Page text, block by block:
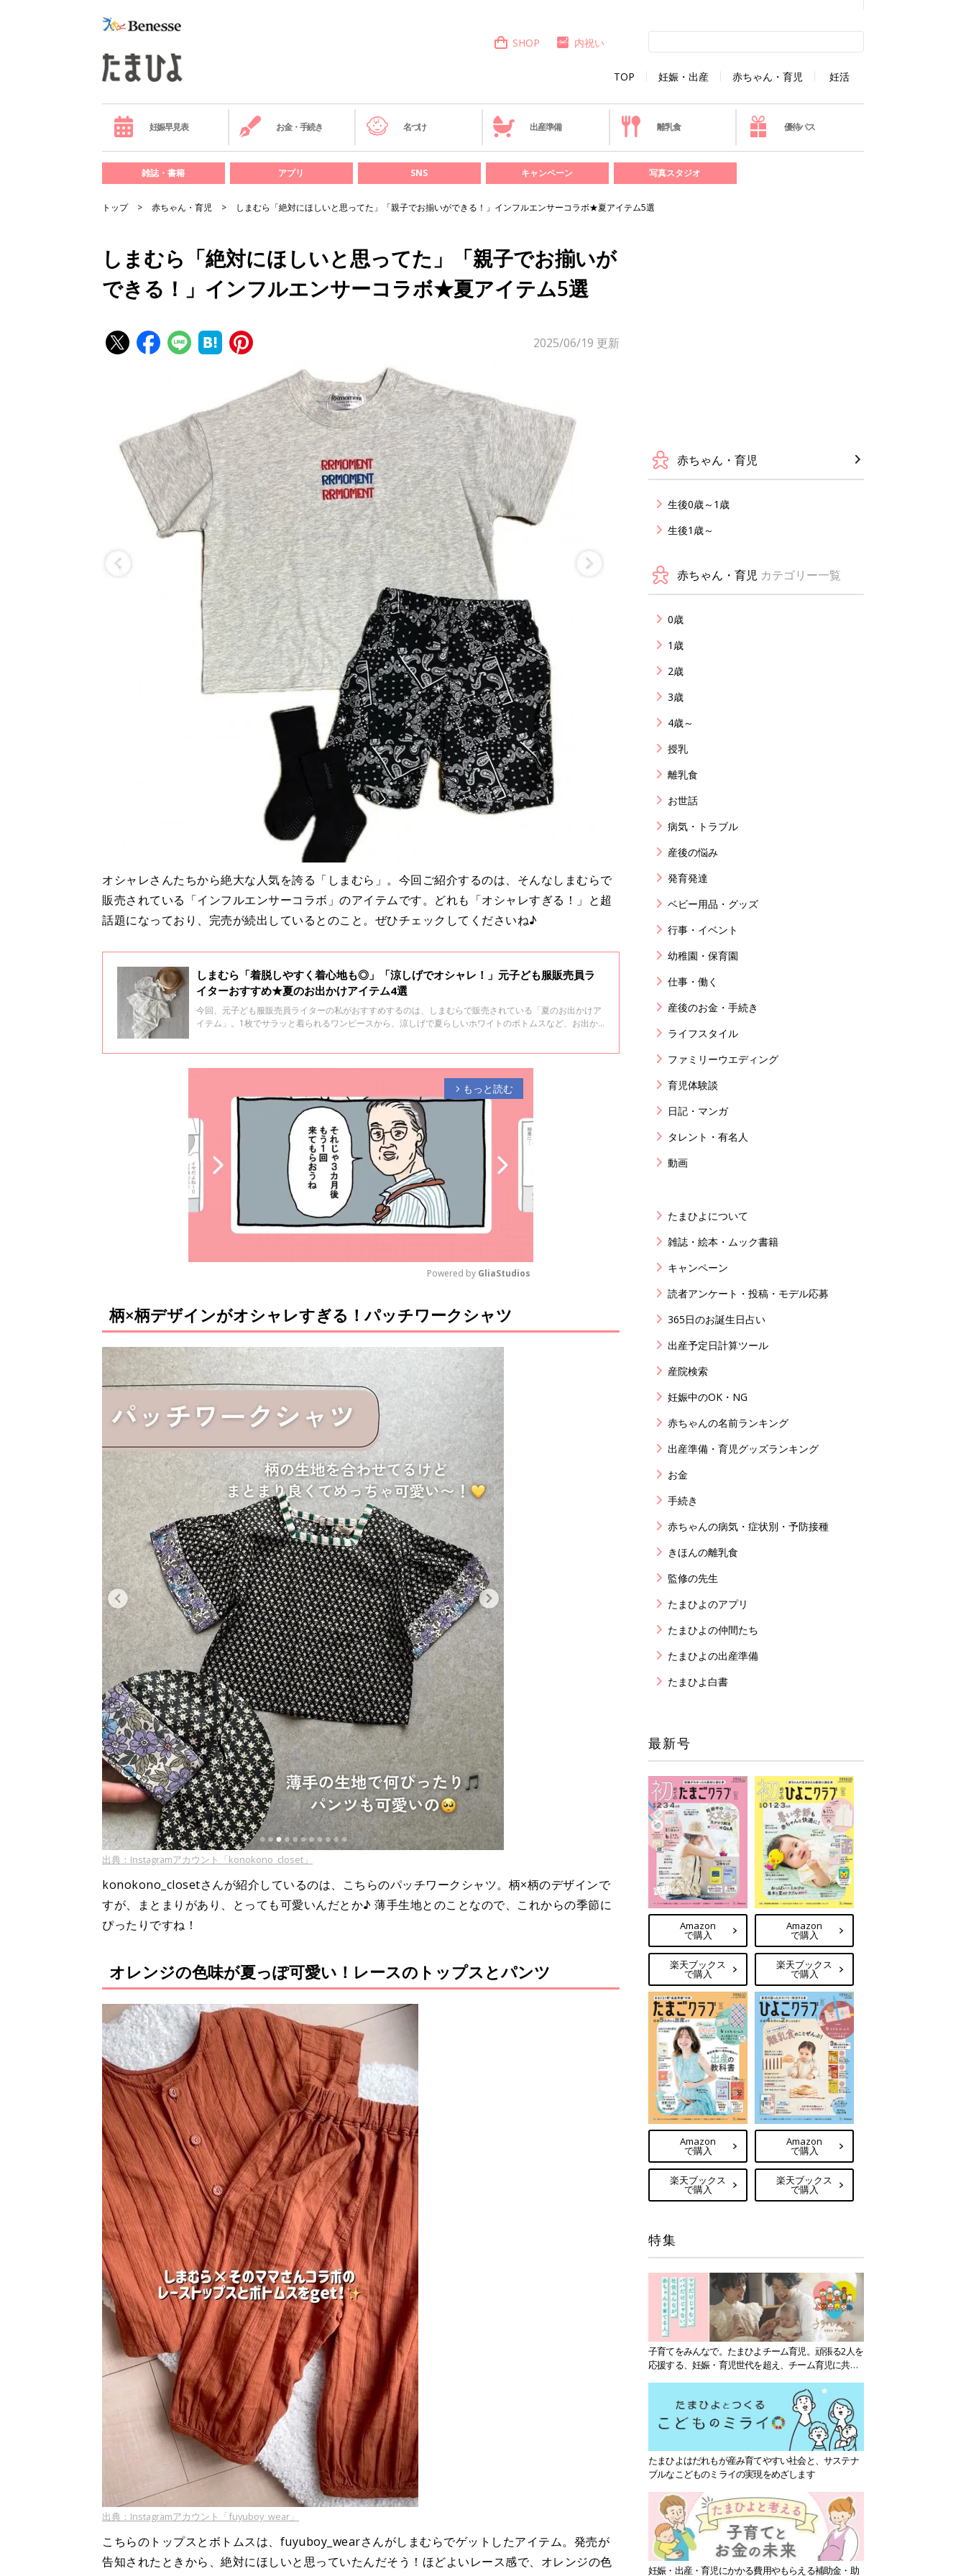
TOP 妊娠・出産 赤ちゃん・育児 妊活
SHOP 内祝い
妊娠早見表 お金・手続き 名づけ 出産準備 離乳食 優待パス
雑誌・書籍 アプリ SNS キャンペーン 写真スタジオ
トップ 赤ちゃん・育児 しまむら「絶対にほしいと思ってた」「親子でお揃いができる！」インフルエンサーコラボ★夏アイテム5選
しまむら「絶対にほしいと思ってた」「親子でお揃いが
できる！」インフルエンサーコラボ★夏アイテム5選
2025/06/19 更新
オシャレさんたちから絶大な人気を誇る「しまむら」。今回ご紹介するのは、そんなしまむらで
販売されている「インフルエンサーコラボ」のアイテムです。どれも「オシャレすぎる！」と超
話題になっており、完売が続出しているとのこと。ぜひチェックしてくださいね♪
しまむら「着脱しやすく着心地も◎」「涼しげでオシャレ！」元子ども服販売員ラ
イターおすすめ★夏のお出かけアイテム4選
今回、元子ども服販売員ライターの私がおすすめするのは、しまむらで販売されている「夏のお出かけア
イテム」。1枚でサラッと着られるワンピースから、涼しげで夏らしいホワイトのボトムスなど、お出か
arrow_forward_ios もっと読む
M
u
e
Powered by GliaStudios
柄×柄デザインがオシャレすぎる！パッチワークシャツ
出典：Instagramアカウント「konokono_closet」
konokono_closetさんが紹介しているのは、こちらのパッチワークシャツ。柄×柄のデザインで
すが、まとまりがあり、とっても可愛いんだとか♪ 薄手生地とのことなので、これからの季節に
ぴったりですね！
オレンジの色味が夏っぽ可愛い！レースのトップスとパンツ
出典：Instagramアカウント「fuyuboy_wear」
こちらのトップスとボトムスは、fuyuboy_wearさんがしまむらでゲットしたアイテム。発売が
告知されたときから、絶対にほしいと思っていたんだそう！ほどよいレース感で、オレンジの色
赤ちゃん・育児
生後0歳～1歳
生後1歳～
赤ちゃん・育児 カテゴリー一覧
0歳
1歳
2歳
3歳
4歳～
授乳
離乳食
お世話
病気・トラブル
産後の悩み
発育発達
ベビー用品・グッズ
行事・イベント
幼稚園・保育園
仕事・働く
産後のお金・手続き
ライフスタイル
ファミリーウエディング
育児体験談
日記・マンガ
タレント・有名人
動画
たまひよについて
雑誌・絵本・ムック書籍
キャンペーン
読者アンケート・投稿・モデル応募
365日のお誕生日占い
出産予定日計算ツール
産院検索
妊娠中のOK・NG
赤ちゃんの名前ランキング
出産準備・育児グッズランキング
お金
手続き
赤ちゃんの病気・症状別・予防接種
きほんの離乳食
監修の先生
たまひよのアプリ
たまひよの仲間たち
たまひよの出産準備
たまひよ白書
最新号
Amazon
で購入
楽天ブックス
で購入
Amazon
で購入
楽天ブックス
で購入
Amazon
で購入
楽天ブックス
で購入
Amazon
で購入
楽天ブックス
で購入
特集
子育てをみんなで。たまひよチーム育児。頑張る2人を
応援する、妊娠・育児世代を超え、チーム育児に共感
たまひよはだれもが産み育てやすい社会と、サステナ
ブルなこどものミライの実現をめざします
妊娠・出産・育児にかかる費用やもらえる補助金・助